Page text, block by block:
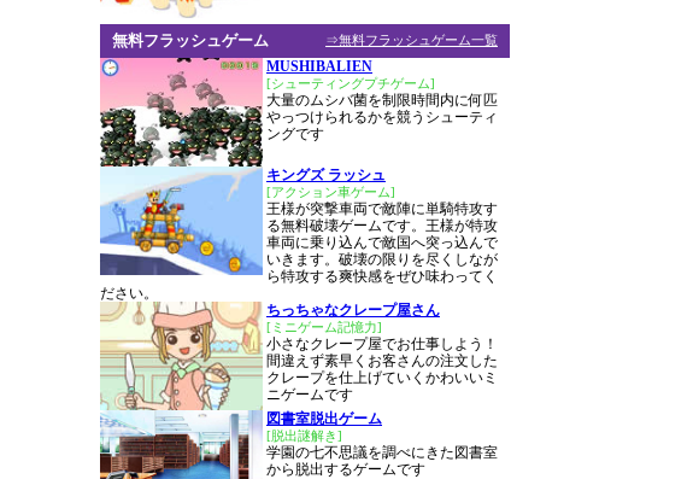
⇒無料フラッシュゲーム一覧
無料フラッシュゲーム
MUSHIBALIEN
[シューティングプチゲーム]
大量のムシバ菌を制限時間内に何匹
やっつけられるかを競うシューティ
ングです
キングズ ラッシュ
[アクション車ゲーム]
王様が突撃車両で敵陣に単騎特攻す
る無料破壊ゲームです。王様が特攻
車両に乗り込んで敵国へ突っ込んで
いきます。破壊の限りを尽くしなが
ら特攻する爽快感をぜひ味わってく
ださい。
ちっちゃなクレープ屋さん
[ミニゲーム記憶力]
小さなクレープ屋でお仕事しよう！
間違えず素早くお客さんの注文した
クレープを仕上げていくかわいいミ
ニゲームです
図書室脱出ゲーム
[脱出謎解き]
学園の七不思議を調べにきた図書室
から脱出するゲームです